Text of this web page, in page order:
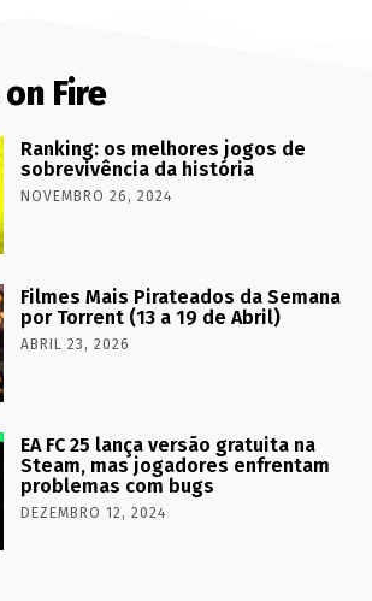
Fire
Ranking: os melhores jogos de
sobrevivência da história
NOVEMBRO 26, 2024
Filmes Mais Pirateados da Semana
por Torrent (13 a 19 de Abril)
ABRIL 23, 2026
EA FC 25 lança versão gratuita na
Steam, mas jogadores enfrentam
problemas com bugs
DEZEMBRO 12, 2024